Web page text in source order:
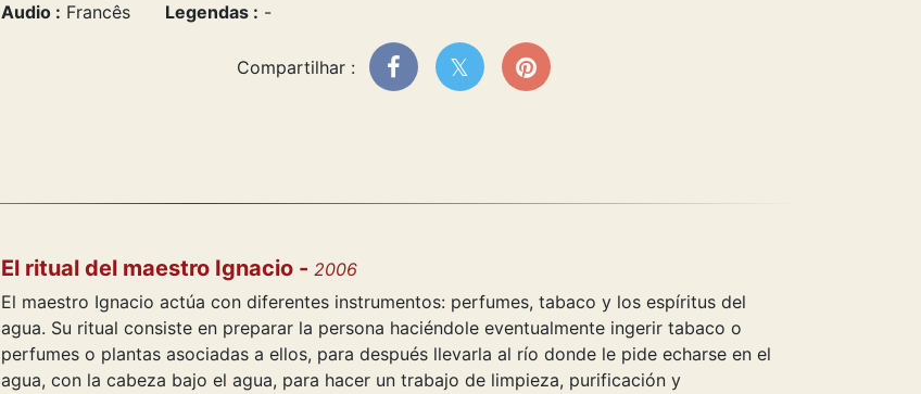
Audio : Francês Legendas : -
Compartilhar :
El ritual del maestro Ignacio - 2006
El maestro Ignacio actúa con diferentes instrumentos: perfumes, tabaco y los espíritus del
agua. Su ritual consiste en preparar la persona haciéndole eventualmente ingerir tabaco o
perfumes o plantas asociadas a ellos, para después llevarla al río donde le pide echarse en el
agua, con la cabeza bajo el agua, para hacer un trabajo de limpieza, purificación y